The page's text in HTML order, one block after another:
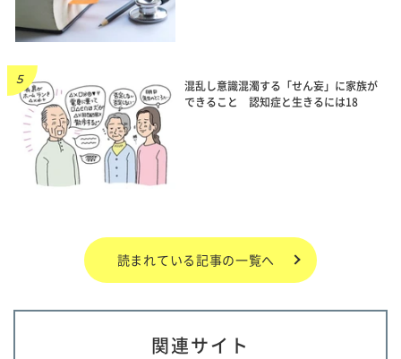
混乱し意識混濁する「せん妄」に家族が
できること 認知症と生きるには18
読まれている記事の一覧へ
関連サイト